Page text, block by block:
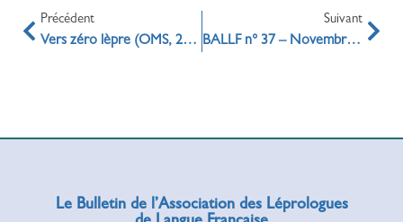
Précédent
Vers zéro lèpre (OMS, 2021)
Suivant
BALLF n° 37 – Novembre 2022
Le Bulletin de l’Association des Léprologues